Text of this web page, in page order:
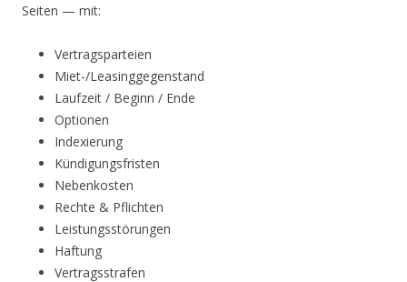
Seiten — mit:
Vertragsparteien
Miet-/Leasinggegenstand
Laufzeit / Beginn / Ende
Optionen
Indexierung
Kündigungsfristen
Nebenkosten
Rechte & Pflichten
Leistungsstörungen
Haftung
Vertragsstrafen